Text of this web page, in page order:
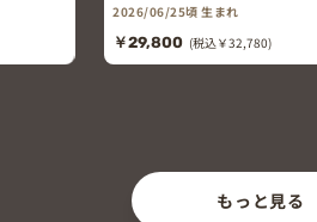
2026/06/15頃 生まれ
￥29,800 (税込￥32,780)
もっと見る